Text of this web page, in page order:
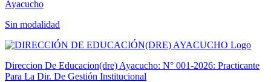
Ayacucho
Sin modalidad
Direccion De Educacion(dre) Ayacucho: N° 001-2026: Practicante
Para La Dir. De Gestión Institucional